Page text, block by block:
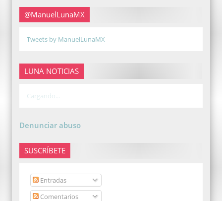
@ManuelLunaMX
Tweets by ManuelLunaMX
LUNA NOTICIAS
Cargando...
Denunciar abuso
SUSCRÍBETE
Entradas
Comentarios